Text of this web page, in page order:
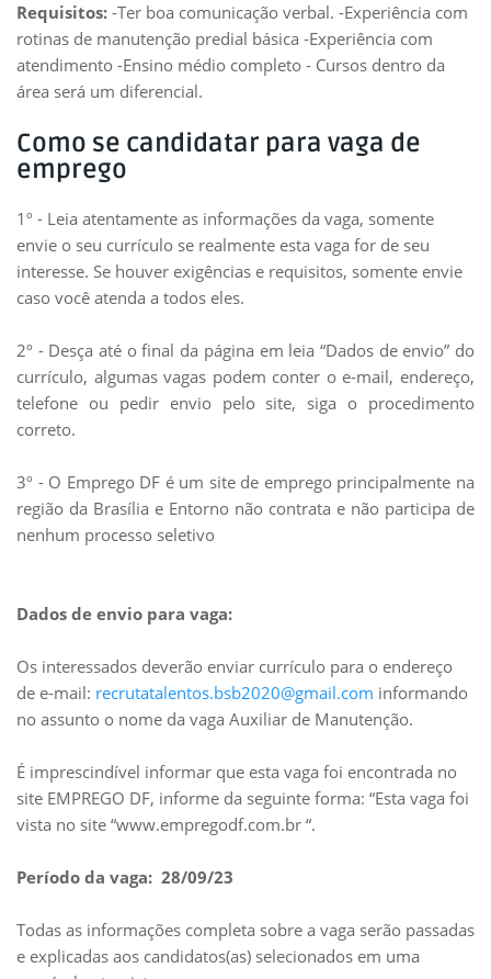
Requisitos: -Ter boa comunicação verbal. -Experiência com
rotinas de manutenção predial básica -Experiência com
atendimento -Ensino médio completo - Cursos dentro da
área será um diferencial.
Como se candidatar para vaga de
emprego
1º - Leia atentamente as informações da vaga, somente
envie o seu currículo se realmente esta vaga for de seu
interesse. Se houver exigências e requisitos, somente envie
caso você atenda a todos eles.
2º - Desça até o final da página em leia “Dados de envio” do
currículo, algumas vagas podem conter o e-mail, endereço,
telefone ou pedir envio pelo site, siga o procedimento
correto.
3º - O Emprego DF é um site de emprego principalmente na
região da Brasília e Entorno não contrata e não participa de
nenhum processo seletivo
Dados de envio para vaga:
Os interessados deverão enviar currículo para o endereço
de e-mail: recrutatalentos.bsb2020@gmail.com informando
no assunto o nome da vaga Auxiliar de Manutenção.
É imprescindível informar que esta vaga foi encontrada no
site EMPREGO DF, informe da seguinte forma: “Esta vaga foi
vista no site “www.empregodf.com.br “.
Período da vaga: 28/09/23
Todas as informações completa sobre a vaga serão passadas
e explicadas aos candidatos(as) selecionados em uma